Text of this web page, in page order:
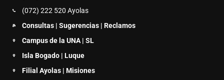
(072) 222 520 Ayolas
Consultas | Sugerencias | Reclamos
Campus de la UNA | SL
Isla Bogado | Luque
Filial Ayolas | Misiones